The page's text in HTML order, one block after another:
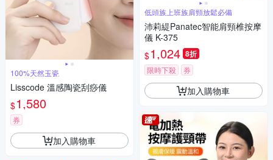
100%天然玉瓷
Lisscode 溫感陶瓷刮痧儀
$1,580
券
加入購物車
低頭族上班族肩頸放鬆必備
沛莉緹Panatec智能肩頸椎按摩
儀 K-375
$1,024 8折
限時下殺 券
加入購物車